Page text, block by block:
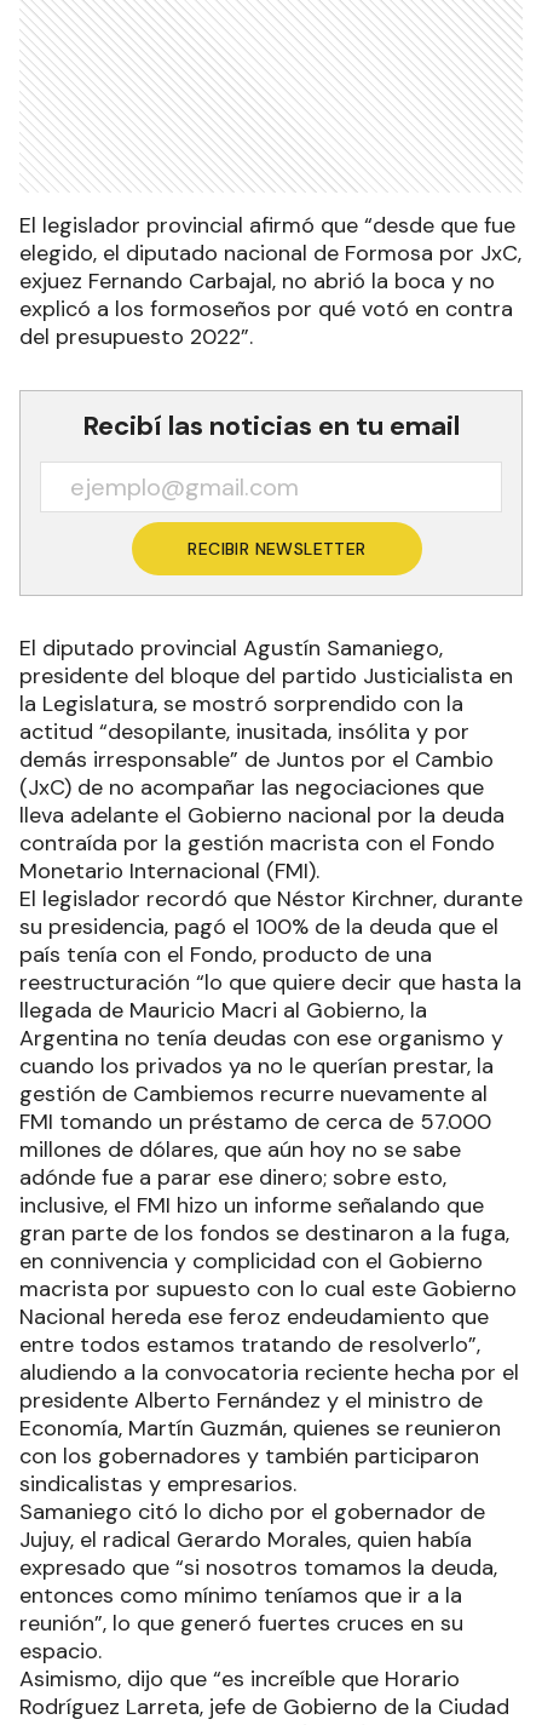
El legislador provincial afirmó que “desde que fue
elegido, el diputado nacional de Formosa por JxC,
exjuez Fernando Carbajal, no abrió la boca y no
explicó a los formoseños por qué votó en contra
del presupuesto 2022”.
Recibí las noticias en tu email
RECIBIR NEWSLETTER
El diputado provincial Agustín Samaniego,
presidente del bloque del partido Justicialista en
la Legislatura, se mostró sorprendido con la
actitud “desopilante, inusitada, insólita y por
demás irresponsable” de Juntos por el Cambio
(JxC) de no acompañar las negociaciones que
lleva adelante el Gobierno nacional por la deuda
contraída por la gestión macrista con el Fondo
Monetario Internacional (FMI).
El legislador recordó que Néstor Kirchner, durante
su presidencia, pagó el 100% de la deuda que el
país tenía con el Fondo, producto de una
reestructuración “lo que quiere decir que hasta la
llegada de Mauricio Macri al Gobierno, la
Argentina no tenía deudas con ese organismo y
cuando los privados ya no le querían prestar, la
gestión de Cambiemos recurre nuevamente al
FMI tomando un préstamo de cerca de 57.000
millones de dólares, que aún hoy no se sabe
adónde fue a parar ese dinero; sobre esto,
inclusive, el FMI hizo un informe señalando que
gran parte de los fondos se destinaron a la fuga,
en connivencia y complicidad con el Gobierno
macrista por supuesto con lo cual este Gobierno
Nacional hereda ese feroz endeudamiento que
entre todos estamos tratando de resolverlo”,
aludiendo a la convocatoria reciente hecha por el
presidente Alberto Fernández y el ministro de
Economía, Martín Guzmán, quienes se reunieron
con los gobernadores y también participaron
sindicalistas y empresarios.
Samaniego citó lo dicho por el gobernador de
Jujuy, el radical Gerardo Morales, quien había
expresado que “si nosotros tomamos la deuda,
entonces como mínimo teníamos que ir a la
reunión”, lo que generó fuertes cruces en su
espacio.
Asimismo, dijo que “es increíble que Horario
Rodríguez Larreta, jefe de Gobierno de la Ciudad